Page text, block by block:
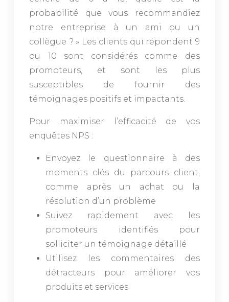
probabilité que vous recommandiez
notre entreprise à un ami ou un
collègue ? » Les clients qui répondent 9
ou 10 sont considérés comme des
promoteurs, et sont les plus
susceptibles de fournir des
témoignages positifs et impactants.
Pour maximiser l’efficacité de vos
enquêtes NPS :
Envoyez le questionnaire à des
moments clés du parcours client,
comme après un achat ou la
résolution d’un problème
Suivez rapidement avec les
promoteurs identifiés pour
solliciter un témoignage détaillé
Utilisez les commentaires des
détracteurs pour améliorer vos
produits et services